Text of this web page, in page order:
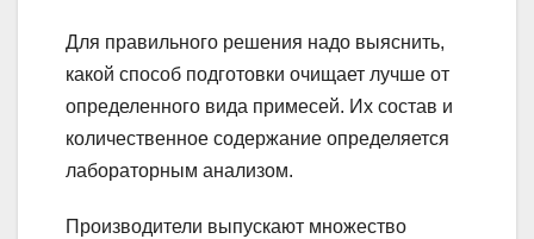
Для правильного решения надо выяснить,
какой способ подготовки очищает лучше от
определенного вида примесей. Их состав и
количественное содержание определяется
лабораторным анализом.
Производители выпускают множество